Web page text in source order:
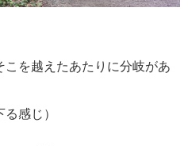
を越えたあたりに分岐があ
感じ）